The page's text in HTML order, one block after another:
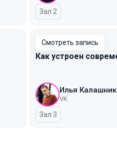
Зал 2
Смотреть запись
Как устроен
Илья
VK
Зал 3